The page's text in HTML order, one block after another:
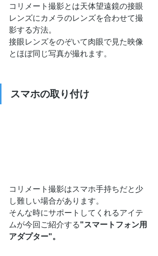
コリメート撮影とは天体望遠鏡の接眼
レンズにカメラのレンズを合わせて撮
影する方法。
接眼レンズをのぞいて肉眼で見た映像
とほぼ同じ写真が撮れます。
スマホの取り付け
コリメート撮影はスマホ手持ちだと少
し難しい場合があります。
そんな時にサポートしてくれるアイテ
ムが今回ご紹介する"スマートフォン用
アダプター"。